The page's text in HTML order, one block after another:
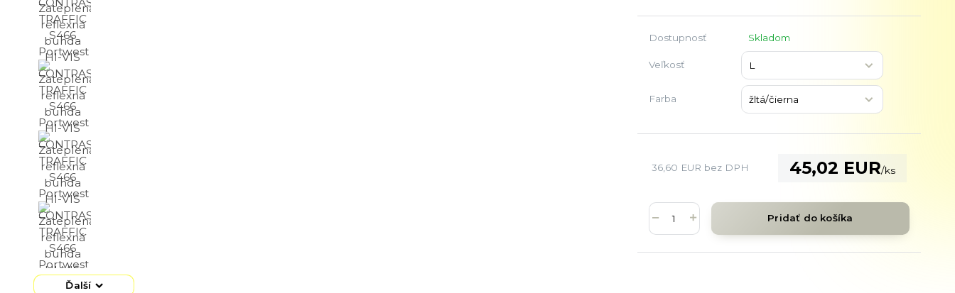
Ďalší
Dostupnosť Skladom
Veľkosť
Farba
45,02 EUR/ks
36,60 EUR bez DPH
Pridať do košíka